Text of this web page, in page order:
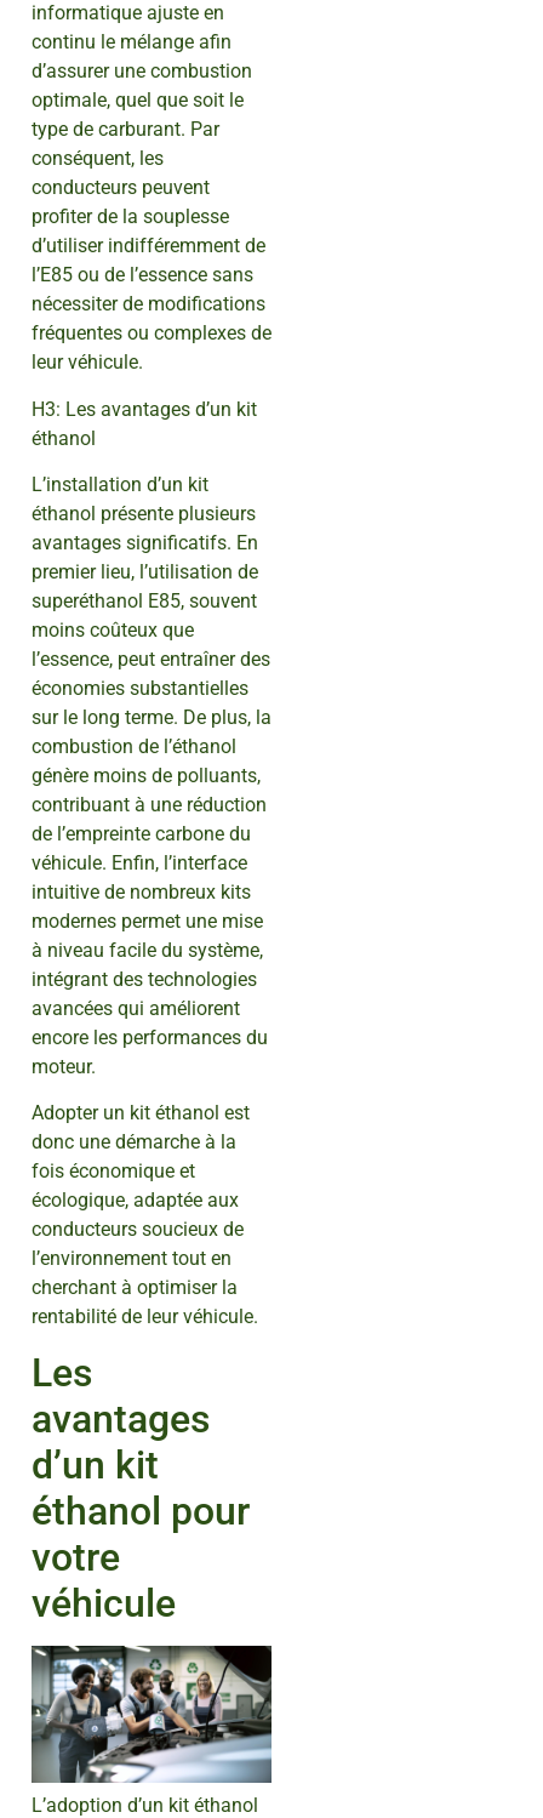
informatique ajuste en
continu le mélange afin
d’assurer une combustion
optimale, quel que soit le
type de carburant. Par
conséquent, les
conducteurs peuvent
profiter de la souplesse
d’utiliser indifféremment de
l’E85 ou de l’essence sans
nécessiter de modifications
fréquentes ou complexes de
leur véhicule.
H3: Les avantages d’un kit
éthanol
L’installation d’un kit
éthanol présente plusieurs
avantages significatifs. En
premier lieu, l’utilisation de
superéthanol E85, souvent
moins coûteux que
l’essence, peut entraîner des
économies substantielles
sur le long terme. De plus, la
combustion de l’éthanol
génère moins de polluants,
contribuant à une réduction
de l’empreinte carbone du
véhicule. Enfin, l’interface
intuitive de nombreux kits
modernes permet une mise
à niveau facile du système,
intégrant des technologies
avancées qui améliorent
encore les performances du
moteur.
Adopter un kit éthanol est
donc une démarche à la
fois économique et
écologique, adaptée aux
conducteurs soucieux de
l’environnement tout en
cherchant à optimiser la
rentabilité de leur véhicule.
Les
avantages
d’un kit
éthanol pour
votre
véhicule
L’adoption d’un kit éthanol